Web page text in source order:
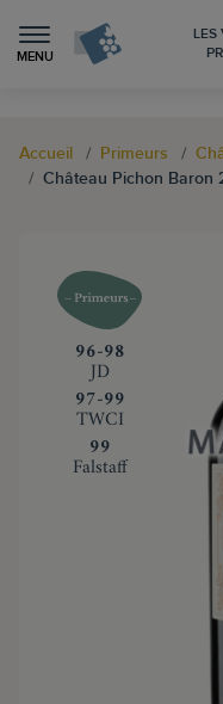
MENU
LES
Accueil Primeurs
Château Pichon Baron
‍96-98
JD
‍97-99
TWCI
‍99
Falstaff